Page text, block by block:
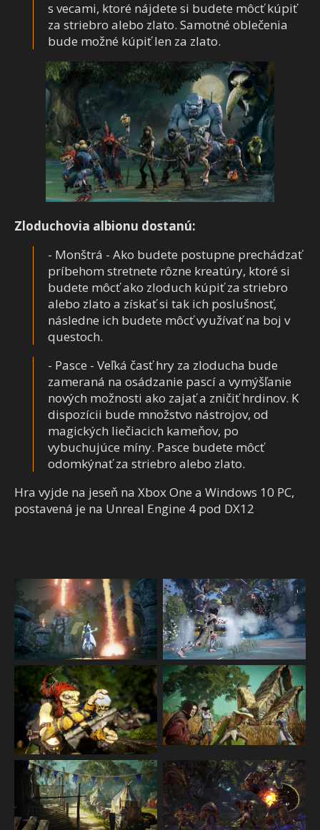
s vecami, ktoré nájdete si budete môcť kúpiť
za striebro alebo zlato. Samotné oblečenia
bude možné kúpiť len za zlato.
Zloduchovia albionu dostanú:
- Monštrá - Ako budete postupne prechádzať
príbehom stretnete rôzne kreatúry, ktoré si
budete môcť ako zloduch kúpiť za striebro
alebo zlato a získať si tak ich poslušnosť,
následne ich budete môcť využívať na boj v
questoch.
- Pasce - Veľká časť hry za zloducha bude
zameraná na osádzanie pascí a vymýšľanie
nových možnosti ako zajať a zničiť hrdinov. K
dispozícii bude množstvo nástrojov, od
magických liečiacich kameňov, po
vybuchujúce míny. Pasce budete môcť
odomkýnať za striebro alebo zlato.
Hra vyjde na jeseň na Xbox One a Windows 10 PC,
postavená je na Unreal Engine 4 pod DX12